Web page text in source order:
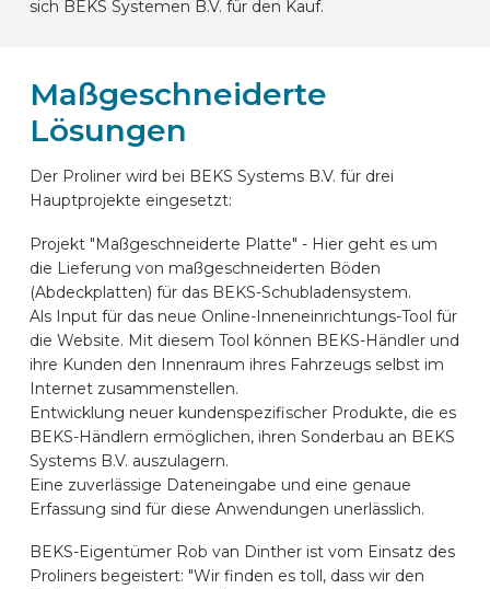
sich BEKS Systemen B.V. für den Kauf.
Maßgeschneiderte
Lösungen
Der Proliner wird bei BEKS Systems B.V. für drei
Hauptprojekte eingesetzt:
Projekt "Maßgeschneiderte Platte" - Hier geht es um
die Lieferung von maßgeschneiderten Böden
(Abdeckplatten) für das BEKS-Schubladensystem.
Als Input für das neue Online-Inneneinrichtungs-Tool für
die Website. Mit diesem Tool können BEKS-Händler und
ihre Kunden den Innenraum ihres Fahrzeugs selbst im
Internet zusammenstellen.
Entwicklung neuer kundenspezifischer Produkte, die es
BEKS-Händlern ermöglichen, ihren Sonderbau an BEKS
Systems B.V. auszulagern.
Eine zuverlässige Dateneingabe und eine genaue
Erfassung sind für diese Anwendungen unerlässlich.
BEKS-Eigentümer Rob van Dinther ist vom Einsatz des
Proliners begeistert: "Wir finden es toll, dass wir den